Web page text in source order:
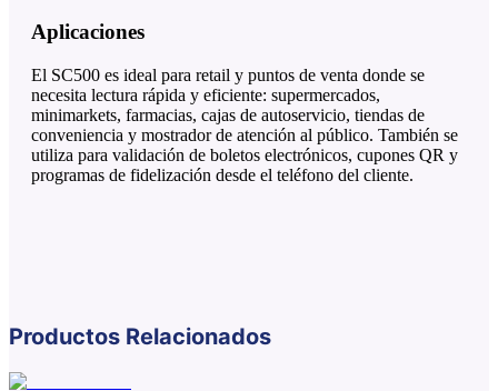
Aplicaciones
El SC500 es ideal para retail y puntos de venta donde se
necesita lectura rápida y eficiente: supermercados,
minimarkets, farmacias, cajas de autoservicio, tiendas de
conveniencia y mostrador de atención al público. También se
utiliza para validación de boletos electrónicos, cupones QR y
programas de fidelización desde el teléfono del cliente.
Productos Relacionados